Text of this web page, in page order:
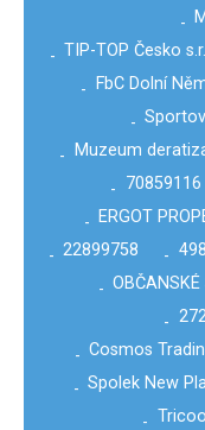
-
- TIP-TOP Česko
-
FbC Dolní
-
-
Muzeum
- 70859116
- ERGOT
- 22899758 -
- OBČANSKÉ
-
- Cosmos
- Spolek New
-